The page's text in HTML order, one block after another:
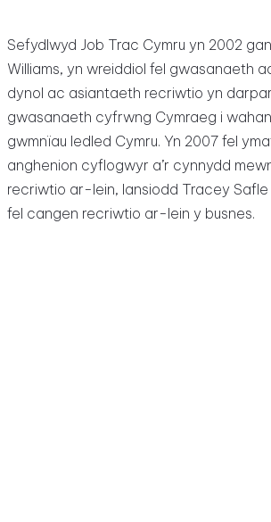
Sefydlwyd Job Trac Cymru yn 2002
Williams, yn wreiddiol fel gwasanaeth
dynol ac asiantaeth recriwtio yn
gwasanaeth cyfrwng Cymraeg i
gwmnïau ledled Cymru. Yn 2007 fel
anghenion cyflogwyr a’r cynnydd
recriwtio ar-lein, lansiodd Tracey Safle
fel cangen recriwtio ar-lein y busnes.